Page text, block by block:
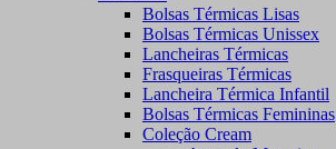
Bolsas Térmicas Lisas
Bolsas Térmicas Unissex
Lancheiras Térmicas
Frasqueiras Térmicas
Lancheira Térmica Infantil
Bolsas Térmicas Femininas
Coleção Cream